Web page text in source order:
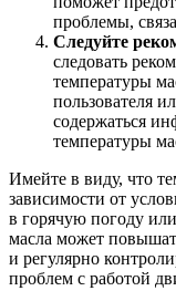
проблемы,
Следуйте
следовать
температуры
пользователя
содержаться
температуры
Имейте в виду, что
зависимости от
в горячую погоду
масла может
и регулярно
проблем с работой